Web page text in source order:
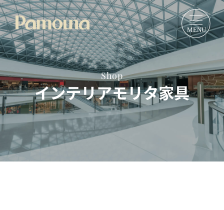
Shop
インテリアモリタ家具